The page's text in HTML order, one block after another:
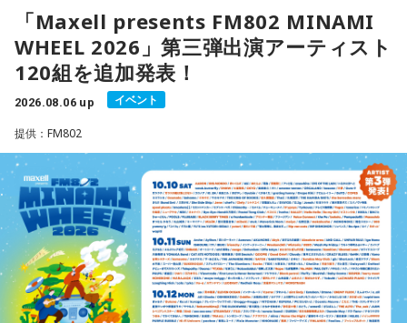
きない。同じ顔を見せないんですよ、自然が」と、その美し
さを語りました。そして海へ向け、「『美しくいてくれてあ
りがとう』という手紙は書きたくなります」と、故郷への深
い愛情をのぞかせました。
挙げたのは、ボクシング元世界王者の具志堅用高さんでし
た。今年で世界王座獲得から50年という節目の年を迎えるこ
とに触れ、「手紙を書きたい」と温かい想いを語りました。
＜番組概要＞
番組名：日本郵便 SUNDAY'S POST
放送日時：毎週日曜 15:00～15:50
パーソナリティ：小山薫堂、宇賀なつみ
番組Webサイト： https://www.tfm.co.jp/post/
番組公式X：@sundayspost1
【7位】魚座（うお座）
直感の中に「これからの幸せ」のヒントが隠れていそう。損
得や正解より、なぜか惹かれるものを大切にしてみてくださ
い。心が喜ぶ選択が新しいご縁につながるかも。夜は好きな
音楽を聴きながら、叶えたい未来をイメージしてね。
【8位】乙女座（おとめ座）
「ちゃんとしなきゃ」を少し緩めると、毎日がもっと楽しく
なりそうです。効率や正しさだけではなく、自分が心地よく
続けられる方法を探してみて。仕事のやり方を変えるのもお
すすめ。今日は一つだけ「やらなくていいこと」を決めてみ
ましょう。
【9位】牡牛座（おうし座）
いつもの安心感から少しだけ外へ出てみると、新しい楽しみ
が見つかりそう。大きく変える必要はありません。「ちょっ
伝説的フュージョンバンド、カシオペアの初期メンバー3人に
よる、かつしかトリオが、4枚目のオリジナルアルバム『SO-
DAYONE !』を10月14日（水）にリリースすることを発表し
ました。近年、海外の若いリスナーを中心に再び注目を集め
ているJ-Fusion。本作は、その王道ともいえる爽快かつパワフ
ルなサウンドへ原点回帰した、かつしかトリオ渾身のニュー
アルバムとなっています。
アルバムタイトルのきっかけとなったのは、あるコンサート
での出来事。演奏後のMCで、メンバーとファンが「やっぱり
J-Fusionは良いよね」という思いを分かち合うなかで生まれた
言葉が、「SO-DAYONE !（そうだよね！）」でした。この言
葉から着想を得た向谷 実を中心に制作が進められ、短期間で
アルバムの骨格が作り上げられていきました。
「Maxell presents FM802 MINAMI
WHEEL 2026」第三弾出演アーティスト
120組を追加発表！
2026.08.06 up イベント
提供：FM802